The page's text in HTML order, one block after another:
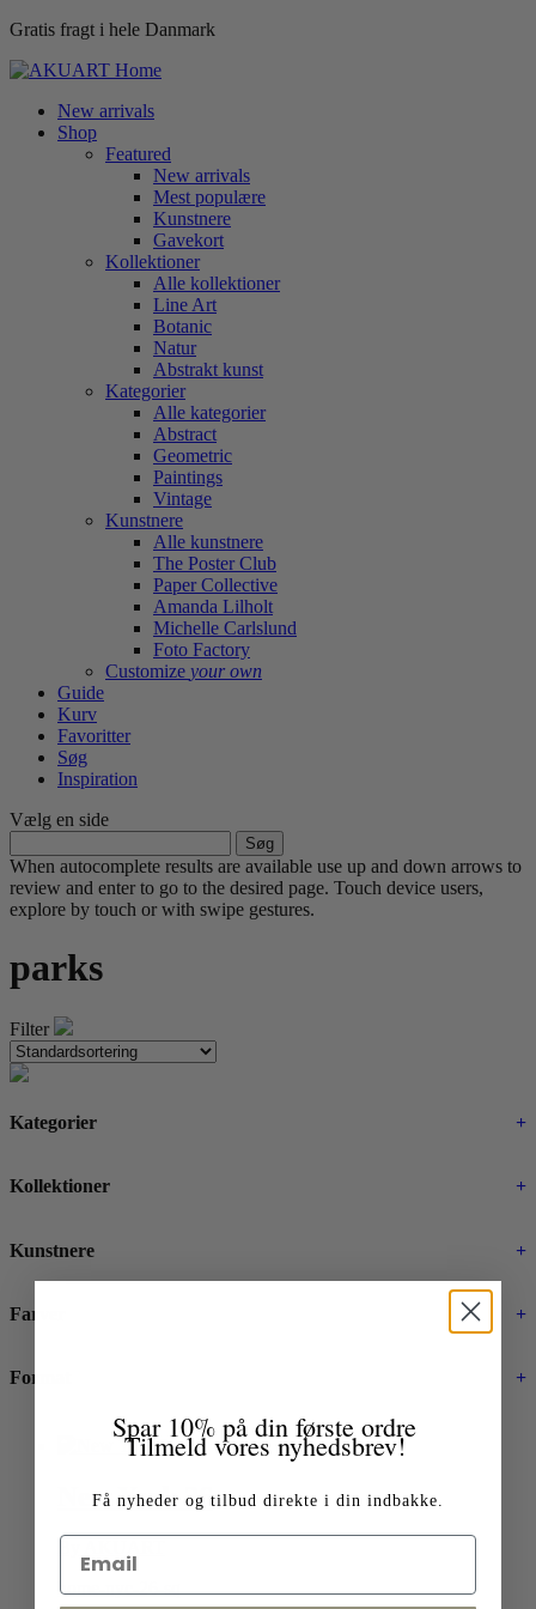
Gratis fragt i hele Danmark
New arrivals
Shop
Featured
New arrivals
Mest populære
Kunstnere
Gavekort
Kollektioner
Alle kollektioner
Line Art
Botanic
Natur
Abstrakt kunst
Kategorier
Alle kategorier
Abstract
Geometric
Paintings
Vintage
Kunstnere
Alle kunstnere
The Poster Club
Paper Collective
Amanda Lilholt
Michelle Carlslund
Foto Factory
Customize your own
Guide
Kurv
Favoritter
Søg
Inspiration
Vælg en side
efter:
When autocomplete results are available use up and down arrows to
review and enter to go to the desired page. Touch device users,
explore by touch or with swipe gestures.
parks
Filter
Kategorier +
Kollektioner +
Kunstnere +
Farver +
Format +
New York 26
home-nyc-26-sq
Spar 10% på din første ordre
Tilmeld vores nyhedsbrev!
Få nyheder og tilbud direkte i din indbakke.